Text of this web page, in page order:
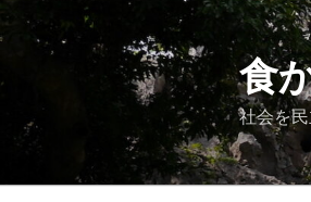
ン
ン
食
社会を